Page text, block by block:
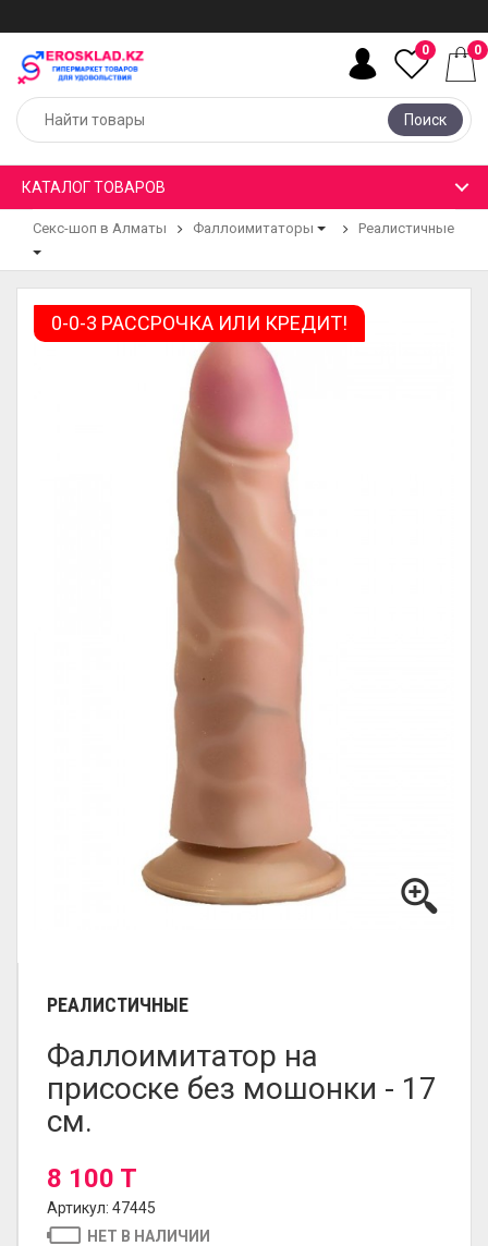
Поиск
0 0
КАТАЛОГ ТОВАРОВ
Секс-шоп в Алматы Фаллоимитаторы Реалистичные
0-0-3 РАССРОЧКА ИЛИ КРЕДИТ!
РЕАЛИСТИЧНЫЕ
Фаллоимитатор на
присоске без мошонки - 17
см.
8 100 T
Артикул: 47445
НЕТ В НАЛИЧИИ